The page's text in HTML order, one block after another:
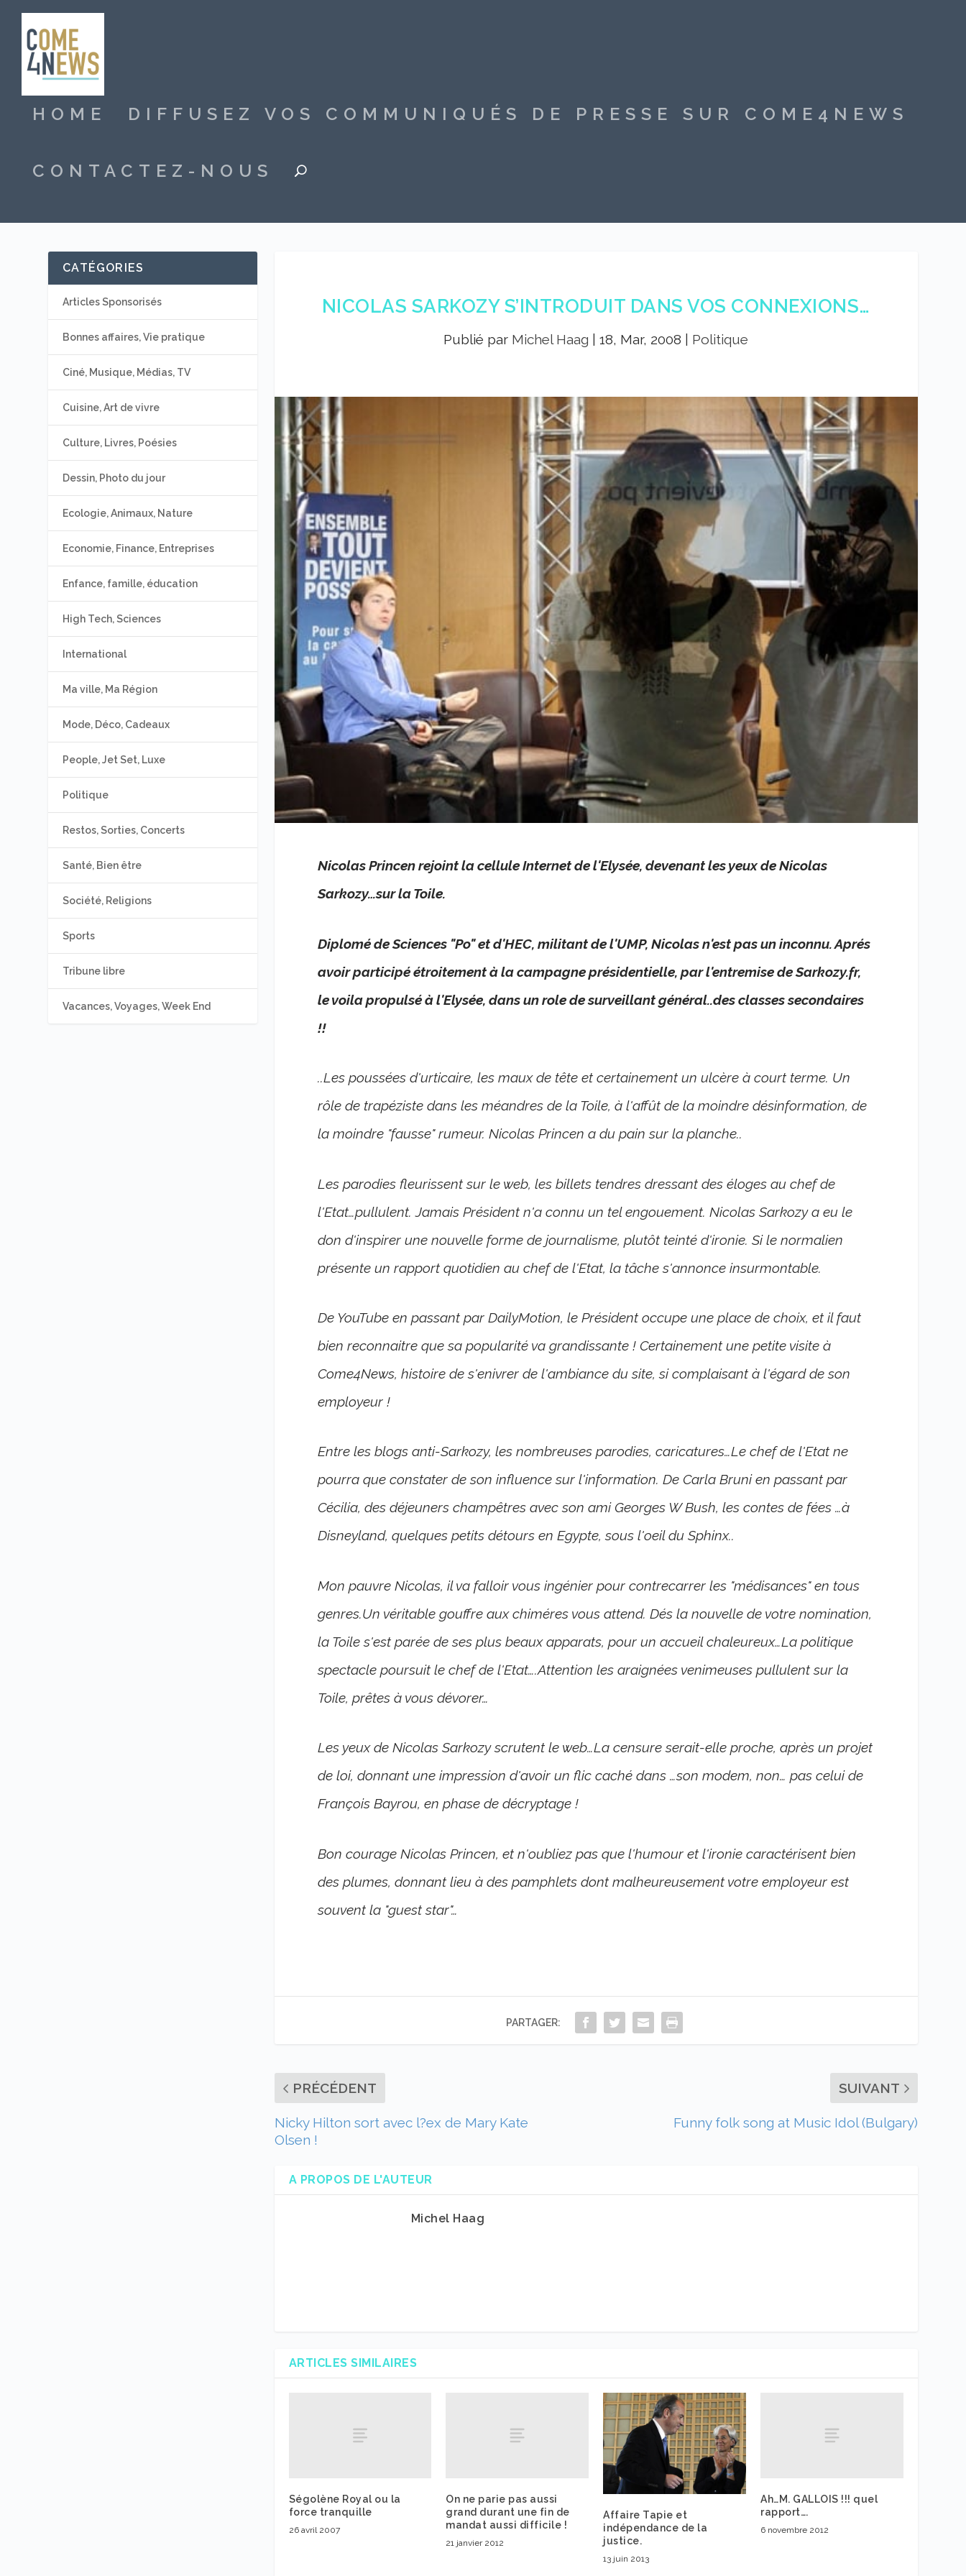
HOME DIFFUSEZ VOS COMMUNIQUÉS DE PRESSE SUR COME4NEWS
CONTACTEZ-NOUS
NICOLAS SARKOZY S’INTRODUIT DANS VOS CONNEXIONS…
Publié par Michel Haag |18, Mar, 2008 Politique
Nicolas Princen rejoint la cellule Internet de l'Elysée, devenant les yeux de Nicolas
Sarkozy…sur la Toile.
Diplomé de Sciences "Po" et d'HEC, militant de l'UMP, Nicolas n'est pas un inconnu. Aprés
avoir participé étroitement à la campagne présidentielle, par l'entremise de Sarkozy.fr,
le voila propulsé à l'Elysée, dans un role de surveillant général..des classes secondaires
!!
..Les poussées d'urticaire, les maux de tête et certainement un ulcère à court terme. Un
rôle de trapéziste dans les méandres de la Toile, à l'affût de la moindre désinformation, de
la moindre "fausse" rumeur. Nicolas Princen a du pain sur la planche..
Les parodies fleurissent sur le web, les billets tendres dressant des éloges au chef de
l'Etat…pullulent. Jamais Président n'a connu un tel engouement. Nicolas Sarkozy a eu le
don d'inspirer une nouvelle forme de journalisme, plutôt teinté d'ironie. Si le normalien
présente un rapport quotidien au chef de l'Etat, la tâche s'annonce insurmontable.
De YouTube en passant par DailyMotion, le Président occupe une place de choix, et il faut
bien reconnaitre que sa popularité va grandissante ! Certainement une petite visite à
Come4News, histoire de s'enivrer de l'ambiance du site, si complaisant à l'égard de son
employeur !
Entre les blogs anti-Sarkozy, les nombreuses parodies, caricatures…Le chef de l'Etat ne
pourra que constater de son influence sur l'information. De Carla Bruni en passant par
Cécilia, des déjeuners champêtres avec son ami Georges W Bush, les contes de fées …à
Disneyland, quelques petits détours en Egypte, sous l'oeil du Sphinx..
Mon pauvre Nicolas, il va falloir vous ingénier pour contrecarrer les "médisances" en tous
genres.Un véritable gouffre aux chiméres vous attend. Dés la nouvelle de votre nomination,
la Toile s'est parée de ses plus beaux apparats, pour un accueil chaleureux…La politique
spectacle poursuit le chef de l'Etat….Attention les araignées venimeuses pullulent sur la
Toile, prêtes à vous dévorer…
Les yeux de Nicolas Sarkozy scrutent le web…La censure serait-elle proche, après un projet
de loi, donnant une impression d'avoir un flic caché dans …son modem, non… pas celui de
François Bayrou, en phase de décryptage !
Bon courage Nicolas Princen, et n'oubliez pas que l'humour et l'ironie caractérisent bien
des plumes, donnant lieu à des pamphlets dont malheureusement votre employeur est
souvent la "guest star"…
PARTAGER:
PRÉCÉDENT
Nicky Hilton sort avec l?ex de Mary Kate
Olsen !
SUIVANT
Funny folk song at Music Idol (Bulgary)
A PROPOS DE L'AUTEUR
Michel Haag
ARTICLES SIMILAIRES
Ségolène Royal ou la
force tranquille
26 avril 2007
On ne parie pas aussi
grand durant une fin de
mandat aussi difficile !
21 janvier 2012
Affaire Tapie et
indépendance de la
justice.
13 juin 2013
Ah…M. GALLOIS !!! quel
rapport….
6 novembre 2012
CATÉGORIES
Articles Sponsorisés
Bonnes affaires, Vie pratique
Ciné, Musique, Médias, TV
Cuisine, Art de vivre
Culture, Livres, Poésies
Dessin, Photo du jour
Ecologie, Animaux, Nature
Economie, Finance, Entreprises
Enfance, famille, éducation
High Tech, Sciences
International
Ma ville, Ma Région
Mode, Déco, Cadeaux
People, Jet Set, Luxe
Politique
Restos, Sorties, Concerts
Santé, Bien être
Société, Religions
Sports
Tribune libre
Vacances, Voyages, Week End